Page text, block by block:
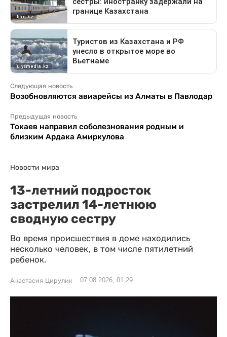
Следующая новость
Возобновляются авиарейсы из Алматы в Павлодар
Предыдущая новость
Токаев направил соболезнования родным и
близким Ардака Амиркулова
Новости мира
13-летний подросток
застрелил 14-летнюю
сводную сестру
Во время происшествия в доме находились
несколько человек, в том числе пятилетний
ребенок.
Анастасия Цирулик 07.08.2026, 01:29